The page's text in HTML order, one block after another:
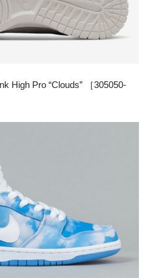
High Pro “Clouds” ［305050-